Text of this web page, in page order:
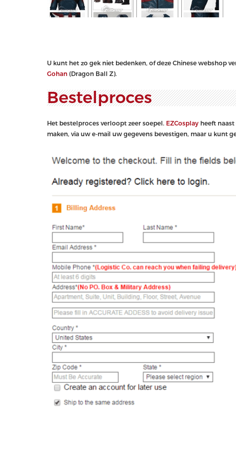
U kunt het zo gek niet bedenken, of deze Chinese webshop
Gohan (Dragon Ball Z).
Bestelproces
Het bestelproces verloopt zeer soepel. EZCosplay heeft
maken, via uw e-mail uw gegevens bevestigen, maar u